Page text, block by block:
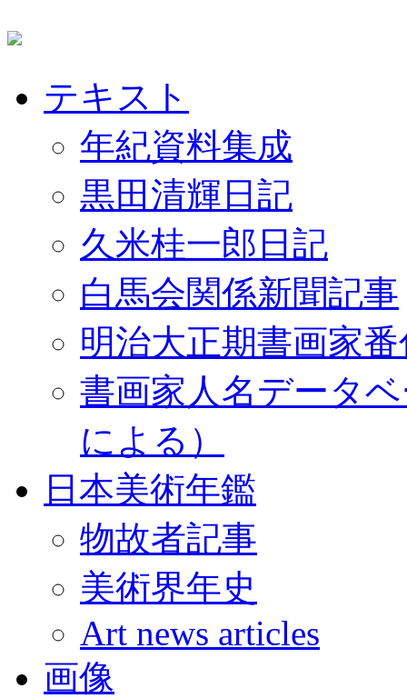
テキスト
年紀資料集成
黒田清輝日記
久米桂一郎日記
白馬会関係新聞記事
明治大正期書画家
書画家人名データ
による）
日本美術年鑑
物故者記事
美術界年史
Art news articles
画像